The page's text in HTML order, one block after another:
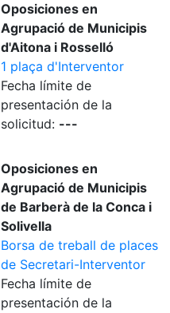
Oposiciones en
Agrupació de Municipis
d'Aitona i Rosselló
1 plaça d'Interventor
Fecha límite de
presentación de la
solicitud: ---
Oposiciones en
Agrupació de Municipis
de Barberà de la Conca i
Solivella
Borsa de treball de places
de Secretari-Interventor
Fecha límite de
presentación de la